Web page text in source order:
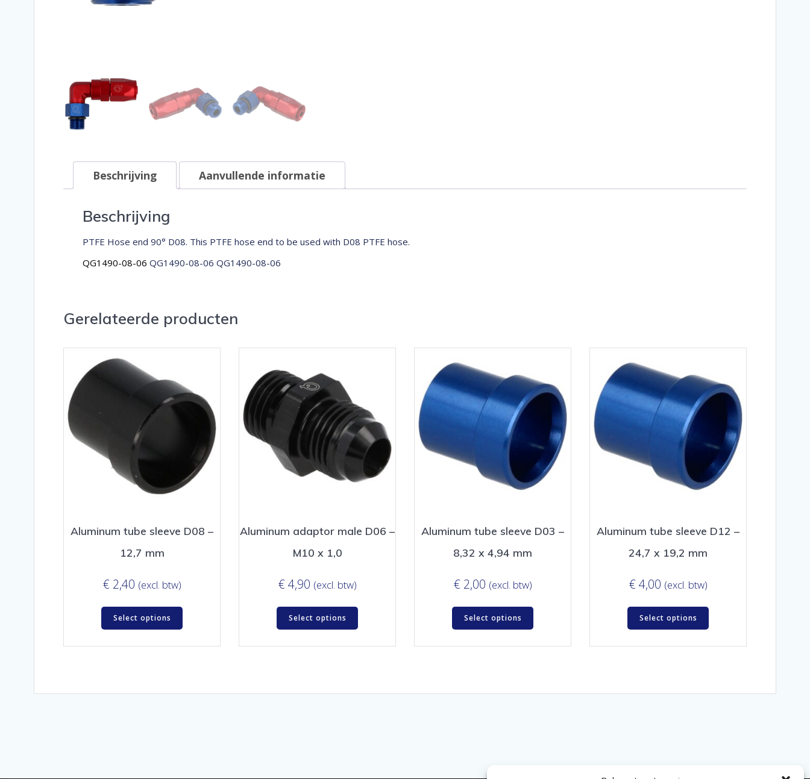
Beschrijving Aanvullende informatie
Beschrijving
PTFE Hose end 90° D08. This PTFE hose end to be used with D08 PTFE hose.
QG1490-08-06 QG1490-08-06 QG1490-08-06
Gerelateerde producten
Aluminum tube sleeve D08 –
12,7 mm
€ 2,40 (excl. btw)
Select options
Aluminum adaptor male D06 –
M10 x 1,0
€ 4,90 (excl. btw)
Select options
Aluminum tube sleeve D03 –
8,32 x 4,94 mm
€ 2,00 (excl. btw)
Select options
Aluminum tube sleeve D12 –
24,7 x 19,2 mm
€ 4,00 (excl. btw)
Select options